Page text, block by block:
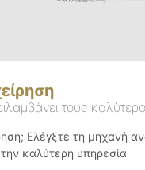
τους
Ελέγξτε τη μηχανή
καλύτερη υπηρεσία